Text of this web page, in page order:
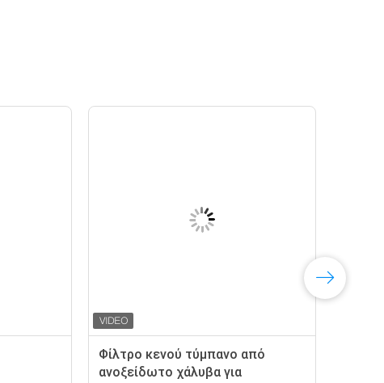
Φίλτρο κενού τύμπανο από
ανοξείδωτο χάλυβα για